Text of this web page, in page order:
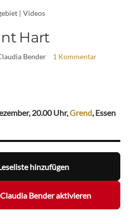
| Videos
Hart
Bender 1 Kommentar
20.00 Uhr,Grend, Essen
hinzufügen
Bender aktivieren